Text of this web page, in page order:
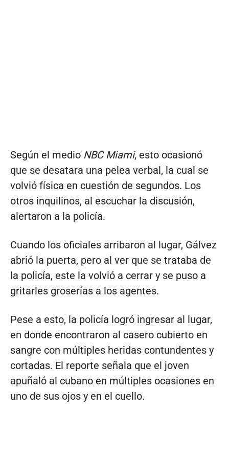
Según el medio NBC Miami, esto ocasionó
que se desatara una pelea verbal, la cual se
volvió física en cuestión de segundos. Los
otros inquilinos, al escuchar la discusión,
alertaron a la policía.
Cuando los oficiales arribaron al lugar, Gálvez
abrió la puerta, pero al ver que se trataba de
la policía, este la volvió a cerrar y se puso a
gritarles groserías a los agentes.
Pese a esto, la policía logró ingresar al lugar,
en donde encontraron al casero cubierto en
sangre con múltiples heridas contundentes y
cortadas. El reporte señala que el joven
apuñaló al cubano en múltiples ocasiones en
uno de sus ojos y en el cuello.